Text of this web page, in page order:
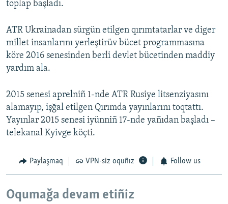
toplap başladı.
ATR Ukrainadan sürgün etilgen qırımtatarlar ve diger
millet insanlarını yerleştirüv bücet programmasına
köre 2016 senesinden berli devlet bücetinden maddiy
yardım ala.
2015 senesi aprelniñ 1-nde ATR Rusiye litsenziyasını
alamayıp, işğal etilgen Qırımda yayınlarını toqtattı.
Yayınlar 2015 senesi iyünniñ 17-nde yañıdan başladı –
telekanal Kyivge köçti.
Paylaşmaq VPN-siz oquñız Follow us
Oqumağa devam etiñiz